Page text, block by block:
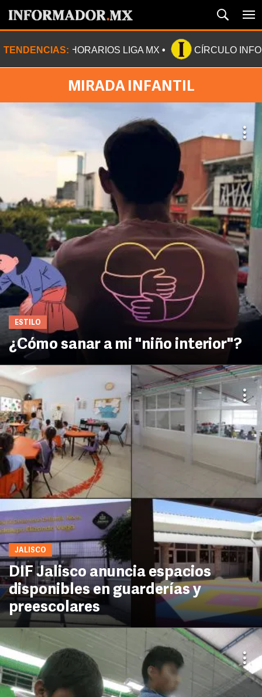
TENDENCIAS: HORARIOS LIGA MX CÍRCULO
MIRADA INFANTIL
ESTILO
¿Cómo sanar a mi "niño interior"?
JALISCO
DIF Jalisco anuncia espacios
disponibles en guarderías y
preescolares